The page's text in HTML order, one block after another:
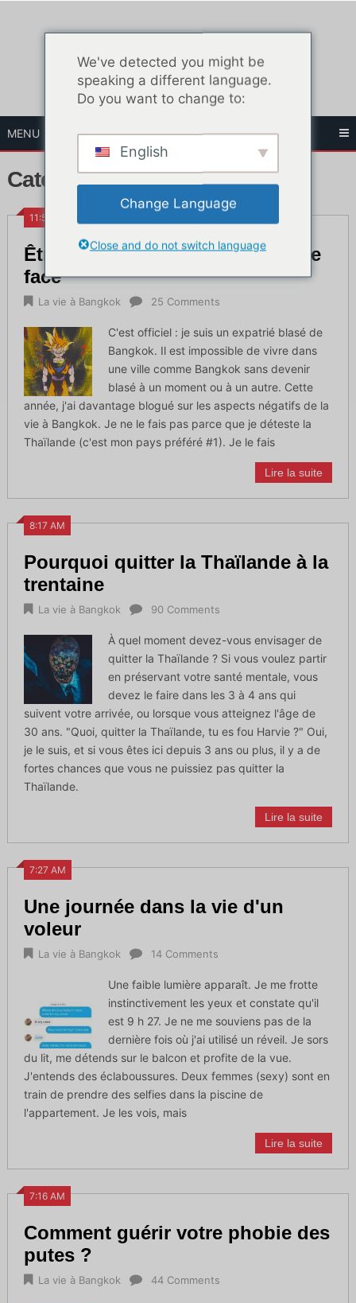
MENU
Catégorie :La vie à Bangkok
11:50 HEURES
Être blasé en Thaïlande et y faire
face
La vie à Bangkok 25 Comments
C'est officiel : je suis un expatrié blasé de
Bangkok. Il est impossible de vivre dans
une ville comme Bangkok sans devenir
blasé à un moment ou à un autre. Cette
année, j'ai davantage blogué sur les aspects négatifs de la
vie à Bangkok. Je ne le fais pas parce que je déteste la
Thaïlande (c'est mon pays préféré #1). Je le fais
Lire la suite
8:17 AM
Pourquoi quitter la Thaïlande à la
trentaine
La vie à Bangkok 90 Comments
À quel moment devez-vous envisager de
quitter la Thaïlande ? Si vous voulez partir
en préservant votre santé mentale, vous
devez le faire dans les 3 à 4 ans qui
suivent votre arrivée, ou lorsque vous atteignez l'âge de
30 ans. "Quoi, quitter la Thaïlande, tu es fou Harvie ?" Oui,
je le suis, et si vous êtes ici depuis 3 ans ou plus, il y a de
fortes chances que vous ne puissiez pas quitter la
Thaïlande.
Lire la suite
7:27 AM
Une journée dans la vie d'un
voleur
La vie à Bangkok 14 Comments
Une faible lumière apparaît. Je me frotte
instinctivement les yeux et constate qu'il
est 9 h 27. Je ne me souviens pas de la
dernière fois où j'ai utilisé un réveil. Je sors
du lit, me détends sur le balcon et profite de la vue.
J'entends des éclaboussures. Deux femmes (sexy) sont en
train de prendre des selfies dans la piscine de
l'appartement. Je les vois, mais
Lire la suite
7:16 AM
Comment guérir votre phobie des
putes ?
La vie à Bangkok 44 Comments
We've detected you might be
speaking a different language.
Do you want to change to:
English
Change Language
Close and do not switch language